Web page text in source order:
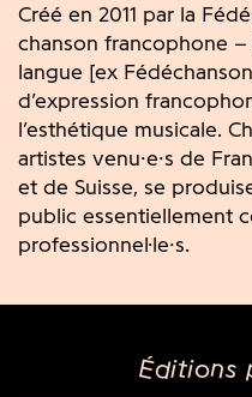
Créé en 2011 par la
chanson francophone –
langue [ex
d’expression
l’esthétique musicale.
artistes venu·e·s de
et de Suisse, se
public essentiellement
professionnel·le·s.
Éditions